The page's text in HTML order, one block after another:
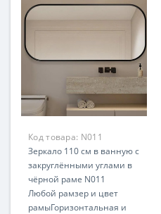
Код товара: N011
Зеркало 110 см в ванную с
закруглёнными углами в
чёрной раме N011
Любой рамзер и цвет
рамыГоризонтальная и